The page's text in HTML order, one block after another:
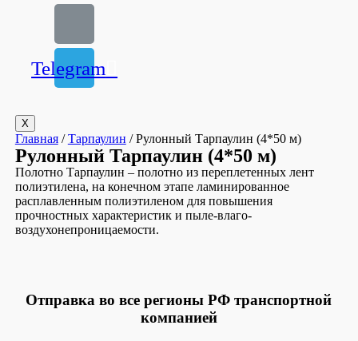
Telegram
X
Главная/Тарпаулин / Рулонный Тарпаулин (4*50 м)
Рулонный Тарпаулин (4*50 м)
Полотно Тарпаулин – полотно из переплетенных лент
полиэтилена, на конечном этапе ламинированное
расплавленным полиэтиленом для повышения
прочностных характеристик и пыле-влаго-
воздухонепроницаемости.
Отправка во все регионы РФ транспортной
компанией